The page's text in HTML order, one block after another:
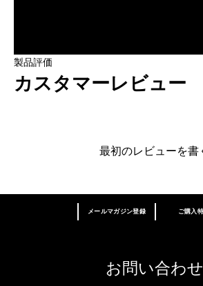
製品評価
カスタマーレビュー
最初のレビューを書
あなたはM･A･Cラバー ロイ
登録後の初回購入時に10%OFF
メールマガジン登録 ご購入
お問い合わせ